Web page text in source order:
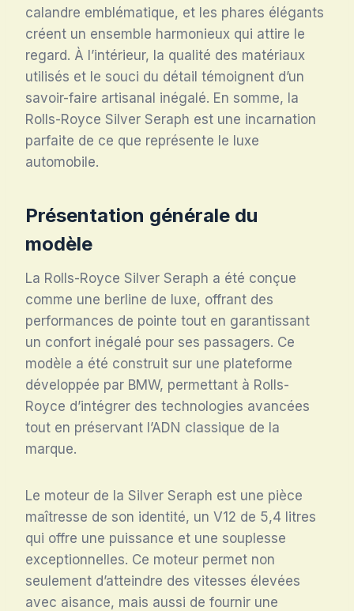
calandre emblématique, et les phares élégants
créent un ensemble harmonieux qui attire le
regard. À l’intérieur, la qualité des matériaux
utilisés et le souci du détail témoignent d’un
savoir-faire artisanal inégalé. En somme, la
Rolls-Royce Silver Seraph est une incarnation
parfaite de ce que représente le luxe
automobile.
Présentation générale du
modèle
La Rolls-Royce Silver Seraph a été conçue
comme une berline de luxe, offrant des
performances de pointe tout en garantissant
un confort inégalé pour ses passagers. Ce
modèle a été construit sur une plateforme
développée par BMW, permettant à Rolls-
Royce d’intégrer des technologies avancées
tout en préservant l’ADN classique de la
marque.
Le moteur de la Silver Seraph est une pièce
maîtresse de son identité, un V12 de 5,4 litres
qui offre une puissance et une souplesse
exceptionnelles. Ce moteur permet non
seulement d’atteindre des vitesses élevées
avec aisance, mais aussi de fournir une